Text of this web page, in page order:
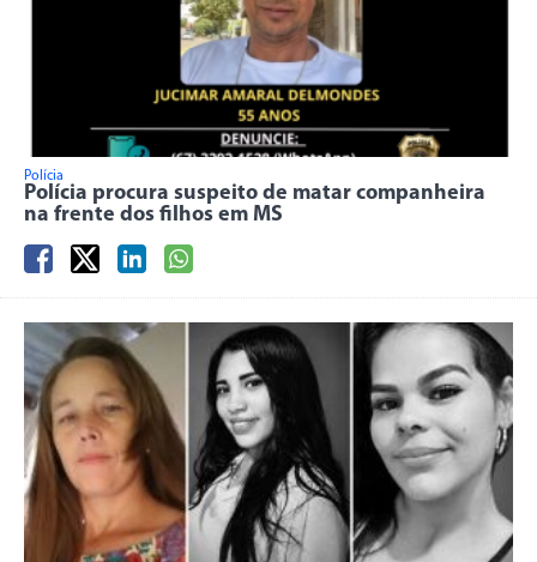
Polícia
Polícia procura suspeito de matar companheira
na frente dos filhos em MS